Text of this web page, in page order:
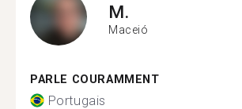
M.
Maceió
PARLE COURAMMENT
Portugais